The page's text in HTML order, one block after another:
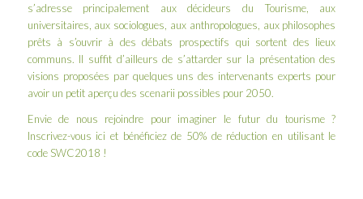
s’adresse principalement aux décideurs du Tourisme, aux
universitaires, aux sociologues, aux anthropologues, aux philosophes
prêts à s’ouvrir à des débats prospectifs qui sortent des lieux
communs. Il suffit d’ailleurs de s’attarder sur la présentation des
visions proposées par quelques uns des intervenants experts pour
avoir un petit aperçu des scenarii possibles pour 2050.
Envie de nous rejoindre pour imaginer le futur du tourisme ?
Inscrivez-vous ici et bénéficiez de 50% de réduction en utilisant le
code SWC2018 !